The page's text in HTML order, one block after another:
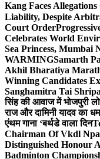
Kang Faces
Liability, Despite
Court Order
Celebrates World
Sea Princess,
WARMINGSamarth
Akhil Bharatiya
Winning Candidates
Sanghamitra Tai
सिंह की आवाज में भोजपुरी
राज और दामिनी यादव का
एंथम गाना ‘बर्थडे वाला दिन
Chairman Of Vkdl
Distinguished Honour
Badminton